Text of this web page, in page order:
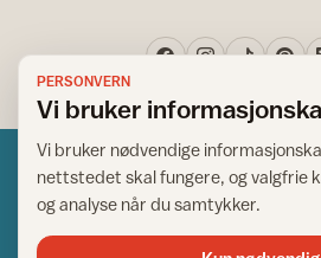
PERSONVERN
Vi bruker
Vi bruker nødvendige
nettstedet skal fungere, og valgfrie
og analyse når du samtykker.